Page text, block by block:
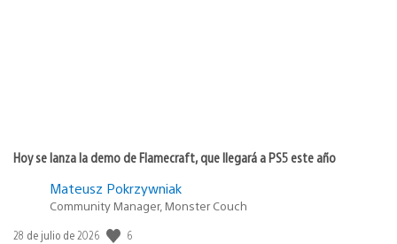
Hoy se lanza la demo de Flamecraft, que llegará a PS5 este año
Mateusz Pokrzywniak
Community Manager, Monster Couch
Fecha
28 de julio de 2026 6